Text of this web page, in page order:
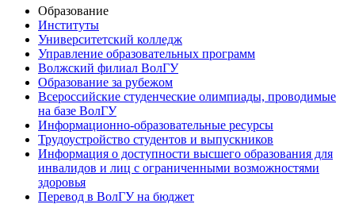
Образование
Институты
Университетский колледж
Управление образовательных программ
Волжский филиал ВолГУ
Образование за рубежом
Всероссийские студенческие олимпиады, проводимые
на базе ВолГУ
Информационно-образовательные ресурсы
Трудоустройство студентов и выпускников
Информация о доступности высшего образования для
инвалидов и лиц с ограниченными возможностями
здоровья
Перевод в ВолГУ на бюджет